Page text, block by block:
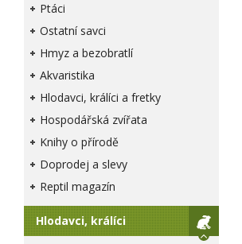
Ptáci
Ostatní savci
Hmyz a bezobratlí
Akvaristika
Hlodavci, králíci a fretky
Hospodářská zvířata
Knihy o přírodě
Doprodej a slevy
Reptil magazín
Hlodavci, králíci